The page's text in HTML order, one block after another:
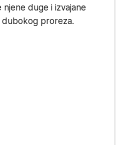
njene duge i izvajane
dubokog proreza.